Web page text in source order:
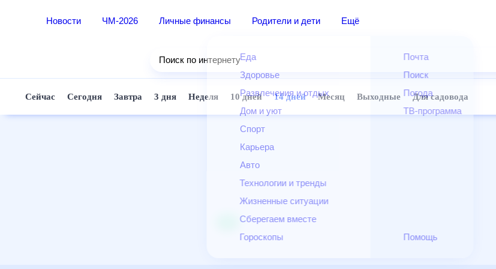
Новости ЧМ-2026 Личные финансы Родители и дети Ещё
Еда
Здоровье
Развлечения и отдых
Дом и уют
Спорт
Карьера
Авто
Технологии и тренды
Жизненные ситуации
Сберегаем вместе
Гороскопы
Почта
Поиск
Погода
ТВ-программа
Помощь
Поиск по интернету
Сейчас Сегодня Завтра 3 дня Неделя 10 дней 14 дней Месяц Выходные Для садовода